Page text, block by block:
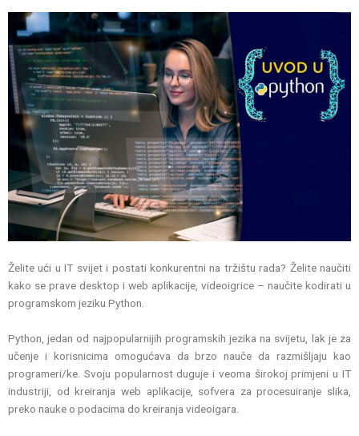
Želite ući u IT svijet i postati konkurentni na tržištu rada? Želite naučiti
kako se prave desktop i web aplikacije, videoigrice – naučite kodirati u
programskom jeziku Python.
Python, jedan od najpopularnijih programskih jezika na svijetu, lak je za
učenje i korisnicima omogućava da brzo nauče da razmišljaju kao
programeri/ke. Svoju popularnost duguje i veoma širokoj primjeni u IT
industriji, od kreiranja web aplikacije, sofvera za procesuiranje slika,
preko nauke o podacima do kreiranja videoigara.